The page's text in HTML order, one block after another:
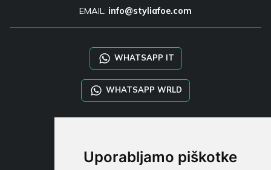
Uporabljamo piškotke
EMAIL: info@styliafoe.com
WHATSAPP IT
WHATSAPP WRLD
SHOP B2B
TAYLOR MADE ORDERS